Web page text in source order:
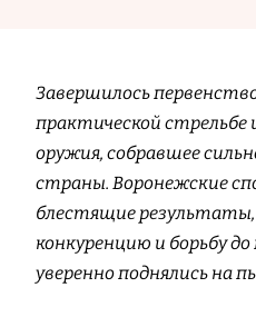
Завершилось
практической стрельбе
оружия, собравшее
страны. Воронежские
блестящие
конкуренцию и борьбу
уверенно поднялись на